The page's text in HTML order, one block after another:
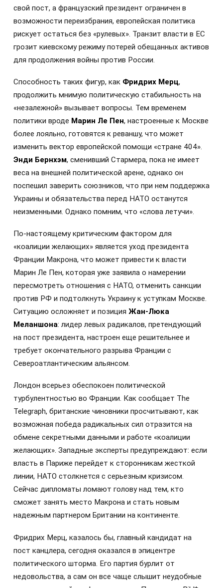
свой пост, а французский президент ограничен в
возможности переизбрания, европейская политика
рискует остаться без «рулевых». Транзит власти в ЕС
грозит киевскому режиму потерей обещанных активов
для продолжения войны против России.
Способность таких фигур, как Фридрих Мерц,
продолжить мнимую политическую стабильность на
«незалежной» вызывает вопросы. Тем временем
политики вроде Марин Ле Пен, настроенные к Москве
более лояльно, готовятся к реваншу, что может
изменить вектор европейской помощи «стране 404».
Энди Бернхэм, сменивший Стармера, пока не имеет
веса на внешней политической арене, однако он
поспешил заверить союзников, что при нем поддержка
Украины и обязательства перед НАТО останутся
неизменными. Однако помним, что «слова летучи».
По-настоящему критическим фактором для
«коалиции желающих» является уход президента
Франции Макрона, что может привести к власти
Марин Ле Пен, которая уже заявила о намерении
пересмотреть отношения с НАТО, отменить санкции
против РФ и подтолкнуть Украину к уступкам Москве.
Ситуацию осложняет и позиция Жан-Люка
Меланшона: лидер левых радикалов, претендующий
на пост президента, настроен еще решительнее и
требует окончательного разрыва Франции с
Североатлантическим альянсом.
Лондон всерьез обеспокоен политической
турбулентностью во Франции. Как сообщает The
Telegraph, британские чиновники просчитывают, как
возможная победа радикальных сил отразится на
обмене секретными данными и работе «коалиции
желающих». Западные эксперты предупреждают: если
власть в Париже перейдет к сторонникам жесткой
линии, НАТО столкнется с серьезным кризисом.
Сейчас дипломаты ломают голову над тем, кто
сможет занять место Макрона и стать новым
надежным партнером Британии на континенте.
Фридрих Мерц, казалось бы, главный кандидат на
пост канцлера, сегодня оказался в эпицентре
политического шторма. Его партия бурлит от
недовольства, а сам он все чаще слышит неудобные